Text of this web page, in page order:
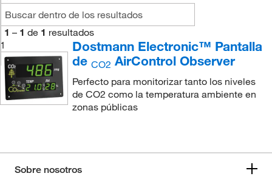
1 – 1 de 1 resultados
1
Dostmann Electronic™ Pantalla
de CO2 AirControl Observer
Perfecto para monitorizar tanto los niveles
de CO2 como la temperatura ambiente en
zonas públicas
Sobre nosotros